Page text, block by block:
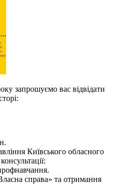
запрошуємо вас відвідати
Київського обласного
справа» та отримання